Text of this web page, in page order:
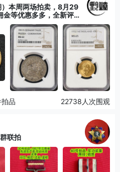
本周两场拍卖，8月29
金等优惠多多，全新评级
品 22738人次围观
4群联拍